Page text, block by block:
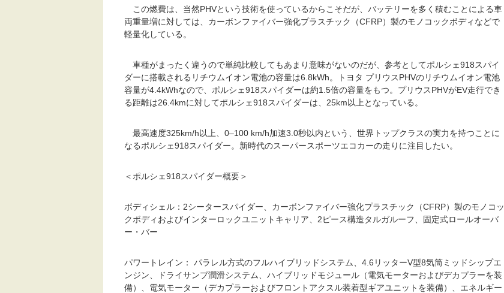
この燃費は、当然PHVという技術を使っているからこそだが、バッテリーを多く積むことによる車
両重量増に対しては、カーボンファイバー強化プラスチック（CFRP）製のモノコックボディなどで
軽量化している。
車種がまったく違うので単純比較してもあまり意味がないのだが、参考としてポルシェ918スパイ
ダーに搭載されるリチウムイオン電池の容量は6.8kWh。トヨタ プリウスPHVのリチウムイオン電池
容量が4.4kWhなので、ポルシェ918スパイダーは約1.5倍の容量をもつ。プリウスPHVがEV走行でき
る距離は26.4kmに対してポルシェ918スパイダーは、25km以上となっている。
最高速度325km/h以上、0–100 km/h加速3.0秒以内という、世界トップクラスの実力を持つことに
なるポルシェ918スパイダー。新時代のスーパースポーツエコカーの走りに注目したい。
＜ポルシェ918スパイダー概要＞
ボディシェル：2シータースパイダー、カーボンファイバー強化プラスチック（CFRP）製のモノコッ
クボディおよびインターロックユニットキャリア、2ピース構造タルガルーフ、固定式ロールオーバ
ー・バー
パワートレイン： パラレル方式のフルハイブリッドシステム、4.6リッターV型8気筒ミッドシップエ
ンジン、ドライサンプ潤滑システム、ハイブリッドモジュール（電気モーターおよびデカプラーを装
備）、電気モーター（デカプラーおよびフロントアクスル装着型ギアユニットを装備）、エネルギー